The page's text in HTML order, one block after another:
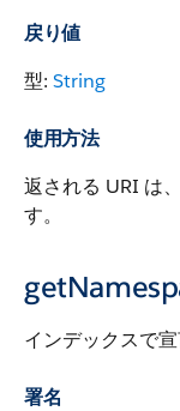
戻り値
型: String
使用方法
返される URI は
す。
インデックスで
署名